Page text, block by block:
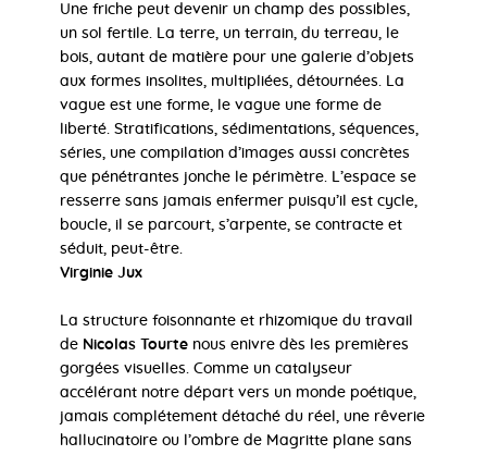
Une friche peut devenir un champ des possibles,
un sol fertile. La terre, un terrain, du terreau, le
bois, autant de matière pour une galerie d’objets
aux formes insolites, multipliées, détournées. La
vague est une forme, le vague une forme de
liberté. Stratifications, sédimentations, séquences,
séries, une compilation d’images aussi concrètes
que pénétrantes jonche le périmètre. L’espace se
resserre sans jamais enfermer puisqu’il est cycle,
boucle, il se parcourt, s’arpente, se contracte et
séduit, peut-être.
Virginie Jux
La structure foisonnante et rhizomique du travail
de Nicolas Tourte nous enivre dès les premières
gorgées visuelles. Comme un catalyseur
accélérant notre départ vers un monde poétique,
jamais complétement détaché du réel, une rêverie
hallucinatoire ou l’ombre de Magritte plane sans